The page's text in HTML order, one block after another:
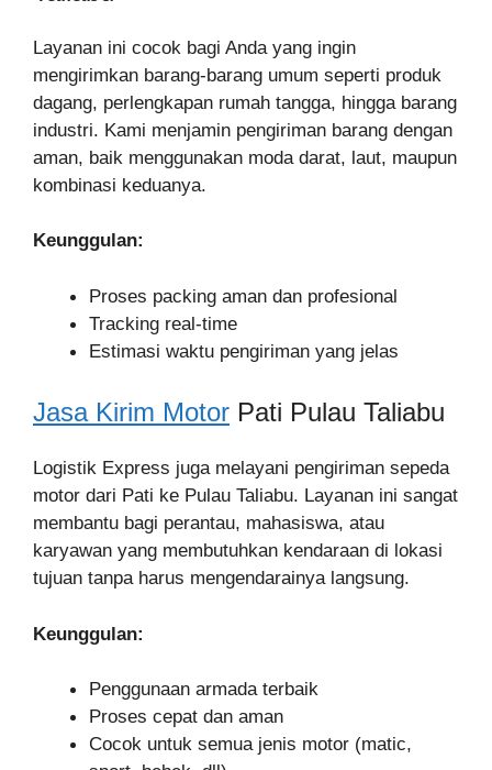
Layanan ini cocok bagi Anda yang ingin
mengirimkan barang-barang umum seperti produk
dagang, perlengkapan rumah tangga, hingga barang
industri. Kami menjamin pengiriman barang dengan
aman, baik menggunakan moda darat, laut, maupun
kombinasi keduanya.
Keunggulan:
Proses packing aman dan profesional
Tracking real-time
Estimasi waktu pengiriman yang jelas
Jasa Kirim Motor Pati Pulau Taliabu
Logistik Express juga melayani pengiriman sepeda
motor dari Pati ke Pulau Taliabu. Layanan ini sangat
membantu bagi perantau, mahasiswa, atau
karyawan yang membutuhkan kendaraan di lokasi
tujuan tanpa harus mengendarainya langsung.
Keunggulan:
Penggunaan armada terbaik
Proses cepat dan aman
Cocok untuk semua jenis motor (matic,